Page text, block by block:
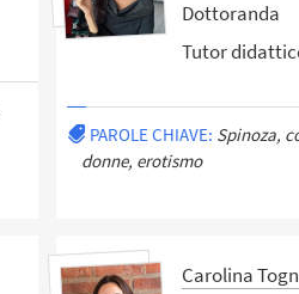
Dottoranda
Tutor
PAROLE CHIAVE: Spinoza,
donne, erotismo
Carolina